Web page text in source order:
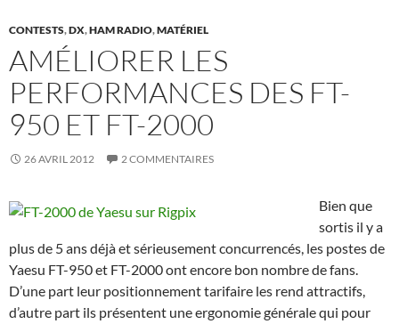
CONTESTS,DX,HAM RADIO,MATÉRIEL
AMÉLIORER LES
PERFORMANCES DES FT-
950 ET FT-2000
26 AVRIL 2012 2 COMMENTAIRES
Bien que
sortis il y a
plus de 5 ans déjà et sérieusement concurrencés, les postes de
Yaesu FT-950 et FT-2000 ont encore bon nombre de fans.
D’une part leur positionnement tarifaire les rend attractifs,
d’autre part ils présentent une ergonomie générale qui pour